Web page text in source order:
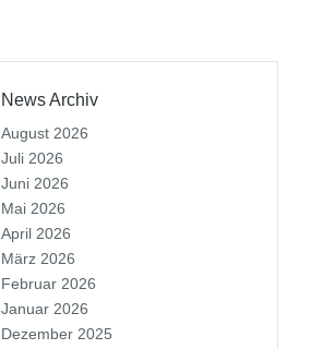
News Archiv
August 2026
Juli 2026
Juni 2026
Mai 2026
April 2026
März 2026
Februar 2026
Januar 2026
Dezember 2025